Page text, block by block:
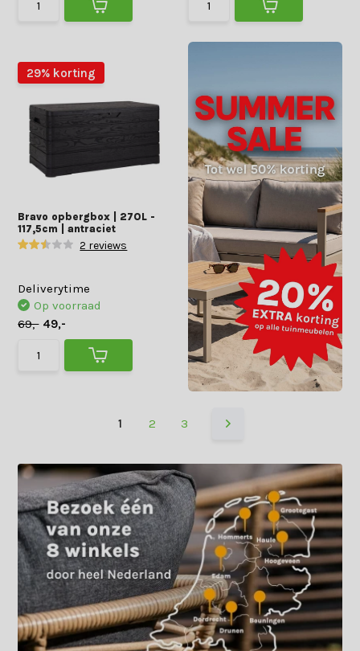
29% korting
Bravo opbergbox | 270L -
117,5cm | antraciet
2 reviews
Deliverytime
Op voorraad
69,- 49,-
1 2 3